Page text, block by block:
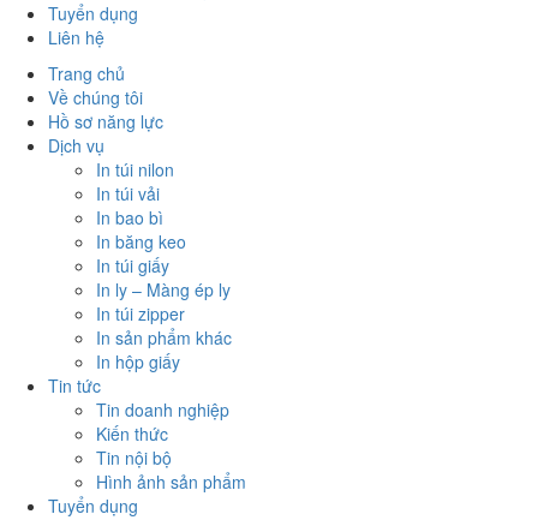
Tuyển dụng
Liên hệ
Trang chủ
Về chúng tôi
Hồ sơ năng lực
Dịch vụ
In túi nilon
In túi vải
In bao bì
In băng keo
In túi giấy
In ly – Màng ép ly
In túi zipper
In sản phẩm khác
In hộp giấy
Tin tức
Tin doanh nghiệp
Kiến thức
Tin nội bộ
Hình ảnh sản phẩm
Tuyển dụng